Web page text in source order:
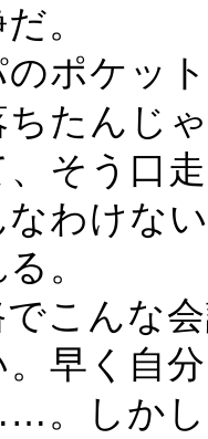
。
のポケ ッ
たんじ ゃ
、そう口走
なわけな
。
こんな
。早く自
。しか